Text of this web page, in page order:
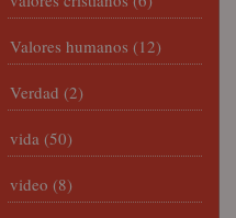
Valores humanos (12)
Verdad (2)
vida (50)
video (8)